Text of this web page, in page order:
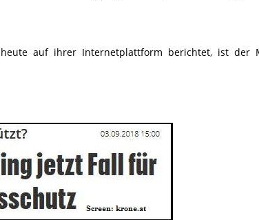
heute auf ihrer Internetplattform berichtet, ist der